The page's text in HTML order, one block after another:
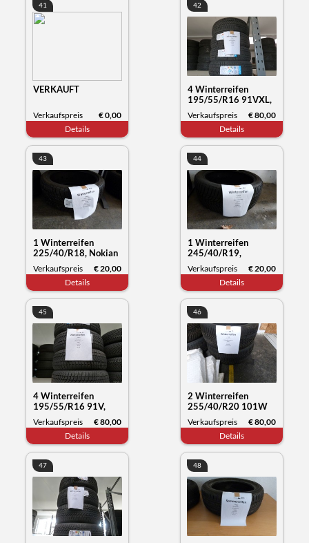
41
VERKAUFT
Verkaufspreis
€ 0,00
Details
42
4 Winterreifen
195/55/R16 91VXL,
Sunny NC501, Datum
50/23
Verkaufspreis
€ 80,00
Details
43
1 Winterreifen
225/40/R18, Nokian
Tyres WR snowproof,
Datum 03/22
Verkaufspreis
€ 20,00
Details
44
1 Winterreifen
245/40/R19,
Hankook Winter
i*cept, Datum 32/23
Verkaufspreis
€ 20,00
Details
45
4 Winterreifen
195/55/R16 91V,
Sunny NC501, Datum
50/23
Verkaufspreis
€ 80,00
Details
46
2 Winterreifen
255/40/R20 101W
XL, Hankook Winter
i*cept, Datum 29/22
Verkaufspreis
€ 80,00
Details
47 48